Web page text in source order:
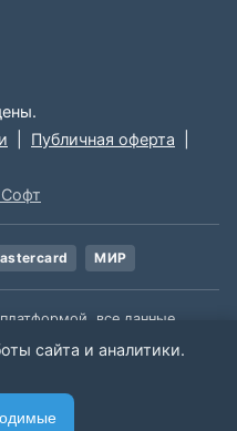
Публичная оферта
МИР
все данные,
источников. Мы не
данной информации.
сайта и аналитики.